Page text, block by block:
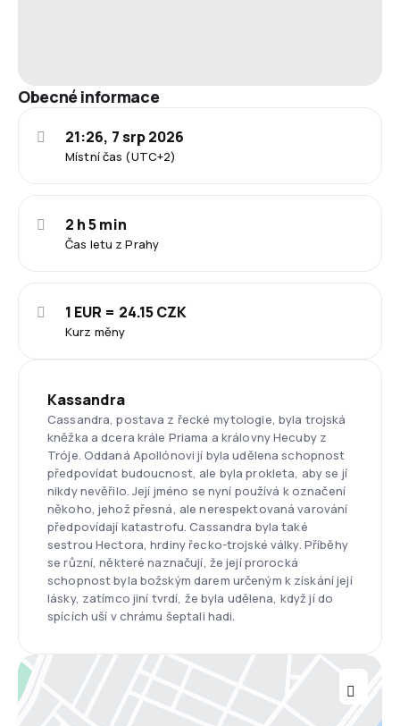
Obecné informace
Místní čas (UTC+2)
21:26, 7 srp 2026
Čas letu z Prahy
2 h 5 min
Kurz měny
1 EUR = 24.15 CZK
Kassandra
Cassandra, postava z řecké mytologie, byla trojská
kněžka a dcera krále Priama a královny Hecuby z
Tróje. Oddaná Apollónovi jí byla udělena schopnost
předpovídat budoucnost, ale byla prokleta, aby se jí
nikdy nevěřilo. Její jméno se nyní používá k označení
někoho, jehož přesná, ale nerespektovaná varování
předpovídají katastrofu. Cassandra byla také
sestrou Hectora, hrdiny řecko-trojské války. Příběhy
se různí, některé naznačují, že její prorocká
schopnost byla božským darem určeným k získání její
lásky, zatímco jiní tvrdí, že byla udělena, když jí do
spících uší v chrámu šeptali hadi.